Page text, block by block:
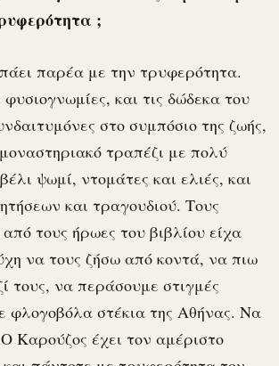
;
παρέα με την τρυφερότητα.
και τις δώδεκα του
στο συμπόσιο της ζωής,
τραπέζι με πολύ
ψωμί, ντομάτες και ελιές, και
και τραγουδιού. Τους
τους ήρωες του βιβλίου είχα
να τους ζήσω από κοντά, να πιω
τους, να περάσουμε στιγμές
φλογοβόλα στέκια της Αθήνας. Να
Καρούζος έχει τον αμέριστο